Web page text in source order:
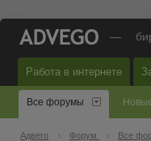
—
Работа в интернете
Все форумы
Адвего Форум Все